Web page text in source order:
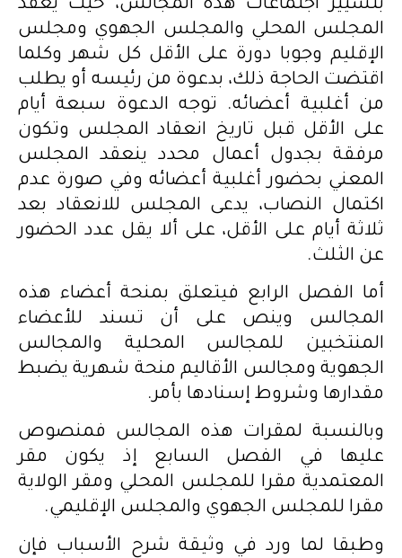
بتسيير اجتماعات هذه المجالس، حيث يعقد
المجلس المحلي والمجلس الجهوي ومجلس
الإقليم وجوبا دورة على الأقل كل شهر وكلما
اقتضت الحاجة ذلك، بدعوة من رئيسه أو يطلب
من أغلبية أعضائه. توجه الدعوة سبعة أيام
على الأقل قبل تاريخ انعقاد المجلس وتكون
مرفقة بجدول أعمال محدد ينعقد المجلس
المعني بحضور أغلبية أعضائه وفي صورة عدم
اكتمال النصاب، يدعى المجلس للانعقاد بعد
ثلاثة أيام على الأقل، على ألا يقل عدد الحضور
عن الثلث.
أما الفصل الرابع فيتعلق بمنحة أعضاء هذه
المجالس وينص على أن تسند للأعضاء
المنتخبين للمجالس المحلية والمجالس
الجهوية ومجالس الأقاليم منحة شهرية يضبط
مقدارها وشروط إسنادها بأمر.
وبالنسبة لمقرات هذه المجالس فمنصوص
عليها في الفصل السابع إذ يكون مقر
المعتمدية مقرا للمجلس المحلي ومقر الولاية
مقرا للمجلس الجهوي والمجلس الإقليمي.
وطبقا لما ورد في وثيقة شرح الأسباب فإن